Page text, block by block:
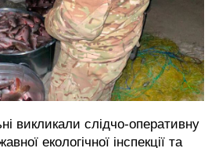
викликали слідчо-оперативну
екологічної інспекції та